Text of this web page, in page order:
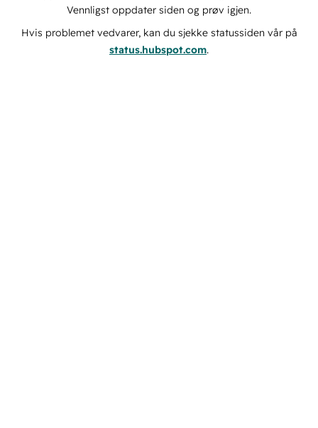
Vennligst oppdater siden og prøv igjen.
Hvis problemet vedvarer, kan du sjekke statussiden vår på
status.hubspot.com.